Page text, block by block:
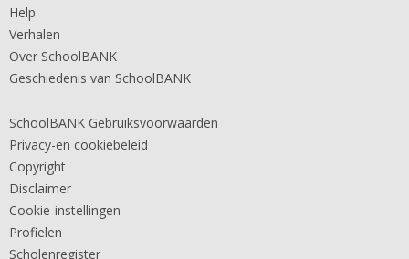
Help
Verhalen
Over SchoolBANK
Geschiedenis van SchoolBANK
SchoolBANK Gebruiksvoorwaarden
Privacy-en cookiebeleid
Copyright
Disclaimer
Cookie-instellingen
Profielen
Scholenregister